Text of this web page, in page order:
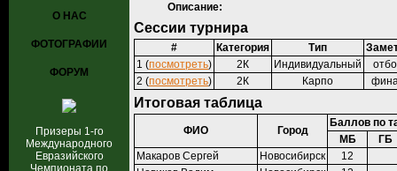
О НАС
ФОТОГРАФИИ
ФОРУМ
Призеры 1-го
Международного
Евразийского
Чемпионата по
Описание:
Сессии турнира
# Категория Тип
1 (посмотреть) 2К Индивидуальный
2 (посмотреть) 2К Карпо
Итоговая таблица
ФИО Город
Баллов по
МБ
ГБ
Макаров Сергей
Новосибирск
12